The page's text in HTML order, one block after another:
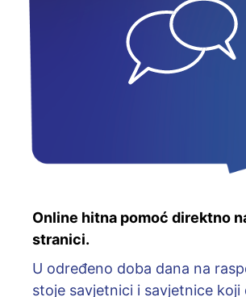
Online hitna pomoć direktno
stranici.
U određeno doba dana na
stoje savjetnici i savjetnice koji